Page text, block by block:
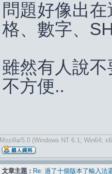
問題好像出
格、數字、
雖然有人說
不方便..
Mozilla/5.0 (Windows NT 6.1; Win64;
文章主題 : Re: 過了十個版本了輸入法